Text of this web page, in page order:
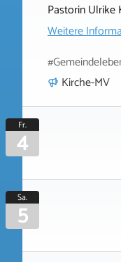
Pastorin Ulrike
Weitere
Kirche-MV
Fr.
4
Sa.
5